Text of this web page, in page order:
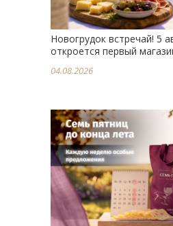
Новогрудок встречай! 5
откроется первый
04.08.2026